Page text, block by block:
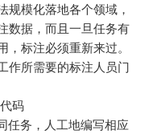
规模化落地各个领域，
数据，而且一旦任务有
标注必须重新来过。
作所需要的标注人员门
码
任务，人工地编写相应